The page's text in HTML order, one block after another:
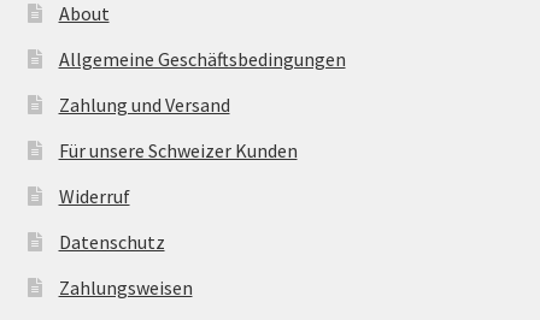
About
Allgemeine Geschäftsbedingungen
Zahlung und Versand
Für unsere Schweizer Kunden
Widerruf
Datenschutz
Zahlungsweisen